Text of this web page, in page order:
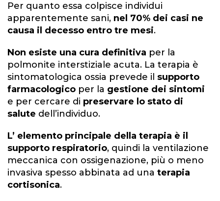
Per quanto essa colpisce individui
apparentemente sani, nel 70% dei casi ne
causa il decesso entro tre mesi.
Non esiste una cura definitiva per la
polmonite interstiziale acuta. La terapia è
sintomatologica ossia prevede il supporto
farmacologico per la gestione dei sintomi
e per cercare di preservare lo stato di
salute dell’individuo.
L’ elemento principale della terapia è il
supporto respiratorio, quindi la ventilazione
meccanica con ossigenazione, più o meno
invasiva spesso abbinata ad una terapia
cortisonica.